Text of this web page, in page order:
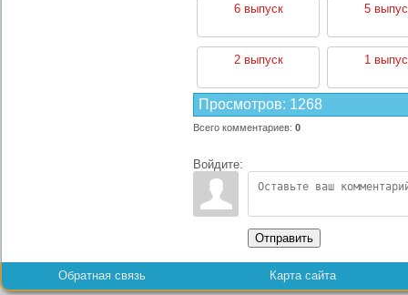
6 выпуск 5
2 выпуск 1
Просмотров: 1268
Всего комментариев: 0
Войдите:
Отправить
Обратная связь Карта сайта